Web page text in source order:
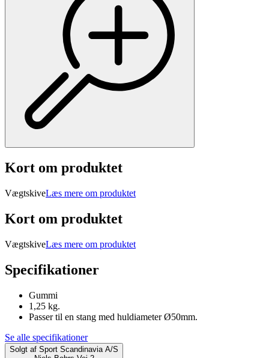
Kort om produktet
VægtskiveLæs mere om produktet
Kort om produktet
VægtskiveLæs mere om produktet
Specifikationer
Gummi
1,25 kg.
Passer til en stang med huldiameter Ø50mm.
Se alle specifikationer
Solgt af Sport Scandinavia A/S